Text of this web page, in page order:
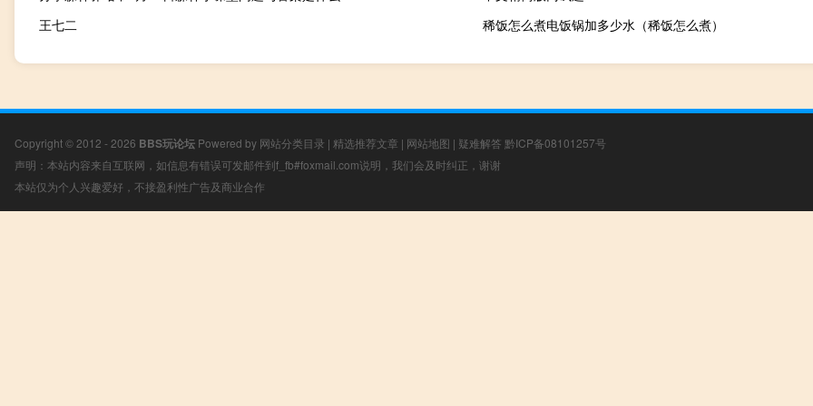
王七二
稀饭怎么煮电饭锅加多少水（稀饭怎么煮）
Copyright © 2012 - 2026 BBS玩论坛 Powered by 网站分类目录 | 精选推荐文章 | 网站地图 | 疑难解答 黔ICP备08101257号
声明：本站内容来自互联网，如信息有错误可发邮件到f_fb#foxmail.com说明，我们会及时纠正，谢谢
本站仅为个人兴趣爱好，不接盈利性广告及商业合作